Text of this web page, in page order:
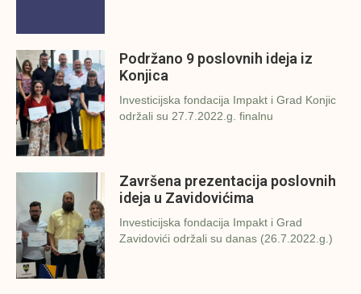
Podržano 9 poslovnih ideja iz
Konjica
Investicijska fondacija Impakt i Grad Konjic
održali su 27.7.2022.g. finalnu
Završena prezentacija poslovnih
ideja u Zavidovićima
Investicijska fondacija Impakt i Grad
Zavidovići održali su danas (26.7.2022.g.)